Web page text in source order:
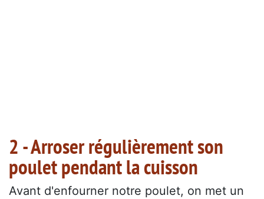
2 - Arroser régulièrement son
poulet pendant la cuisson
Avant d'enfourner notre poulet, on met un